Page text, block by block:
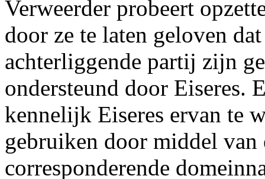
Verweerder probeert
door ze te laten geloven
achterliggende partij zijn
ondersteund door Eiseres.
kennelijk Eiseres ervan te
gebruiken door middel van
corresponderende